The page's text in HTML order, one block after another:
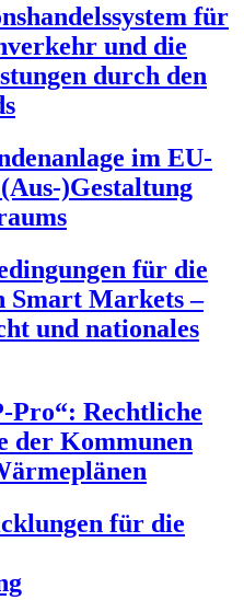
für
und die
durch den
im EU-
)Gestaltung
für die
Smart Markets –
und nationales
Pro“: Rechtliche
der Kommunen
für die